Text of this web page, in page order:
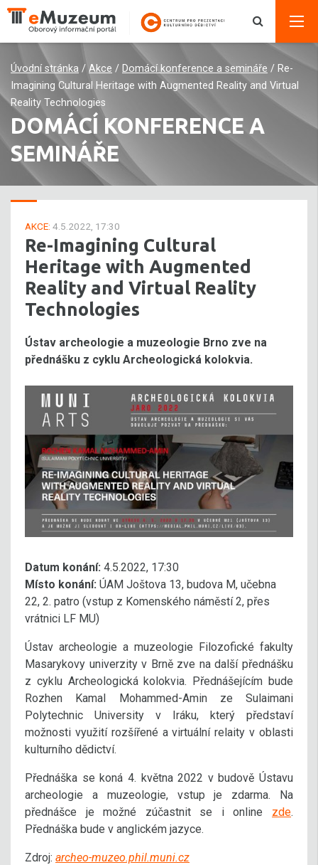
Úvodní stránka / Akce / Domácí konference a semináře / Re-
Imagining Cultural Heritage with Augmented Reality and Virtual
Reality Technologies
DOMÁCÍ KONFERENCE A
SEMINÁŘE
AKCE: 4.5.2022, 17:30
Re-Imagining Cultural
Heritage with Augmented
Reality and Virtual Reality
Technologies
Ústav archeologie a muzeologie Brno zve na
přednášku z cyklu Archeologická kolokvia.
Datum konání: 4.5.2022, 17:30
Místo konání: ÚAM Joštova 13, budova M, učebna
22, 2. patro (vstup z Komenského náměstí 2, přes
vrátnici LF MU)
Ústav archeologie a muzeologie Filozofické fakulty
Masarykovy univerzity v Brně zve na další přednášku
z cyklu Archeologická kolokvia. Přednášejícím bude
Rozhen Kamal Mohammed-Amin ze Sulaimani
Polytechnic University v Iráku, který představí
možnosti využití rozšířené a virtuální relaity v oblasti
kulturního dědictví.
Přednáška se koná 4. května 2022 v budově Ústavu
archeologie a muzeologie, vstup je zdarma. Na
přednášce je možné zúčastnit se i online zde.
Přednáška bude v anglickém jazyce.
Zdroj: archeo-muzeo.phil.muni.cz